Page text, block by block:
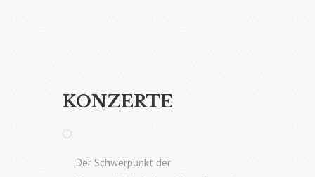
KONZERTE
Der Schwerpunkt der